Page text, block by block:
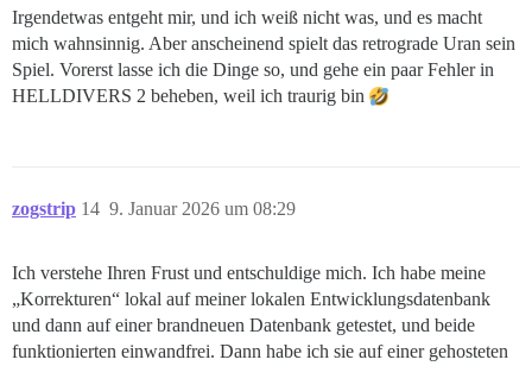
Irgendetwas entgeht mir, und ich weiß nicht was, und es macht
mich wahnsinnig. Aber anscheinend spielt das retrograde Uran sein
Spiel. Vorerst lasse ich die Dinge so, und gehe ein paar Fehler in
HELLDIVERS 2 beheben, weil ich traurig bin
zogstrip 9. Januar 2026 um 08:29
14
Ich verstehe Ihren Frust und entschuldige mich. Ich habe meine
„Korrekturen“ lokal auf meiner lokalen Entwicklungsdatenbank
und dann auf einer brandneuen Datenbank getestet, und beide
funktionierten einwandfrei. Dann habe ich sie auf einer gehosteten